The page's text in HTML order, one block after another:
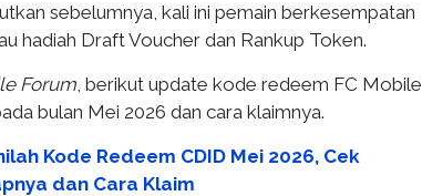
sebelumnya, kali ini pemain berkesempatan
hadiah Draft Voucher dan Rankup Token.
Forum, berikut update kode redeem FC Mobile
bulan Mei 2026 dan cara klaimnya.
Kode Redeem CDID Mei 2026, Cek
dan Cara Klaim